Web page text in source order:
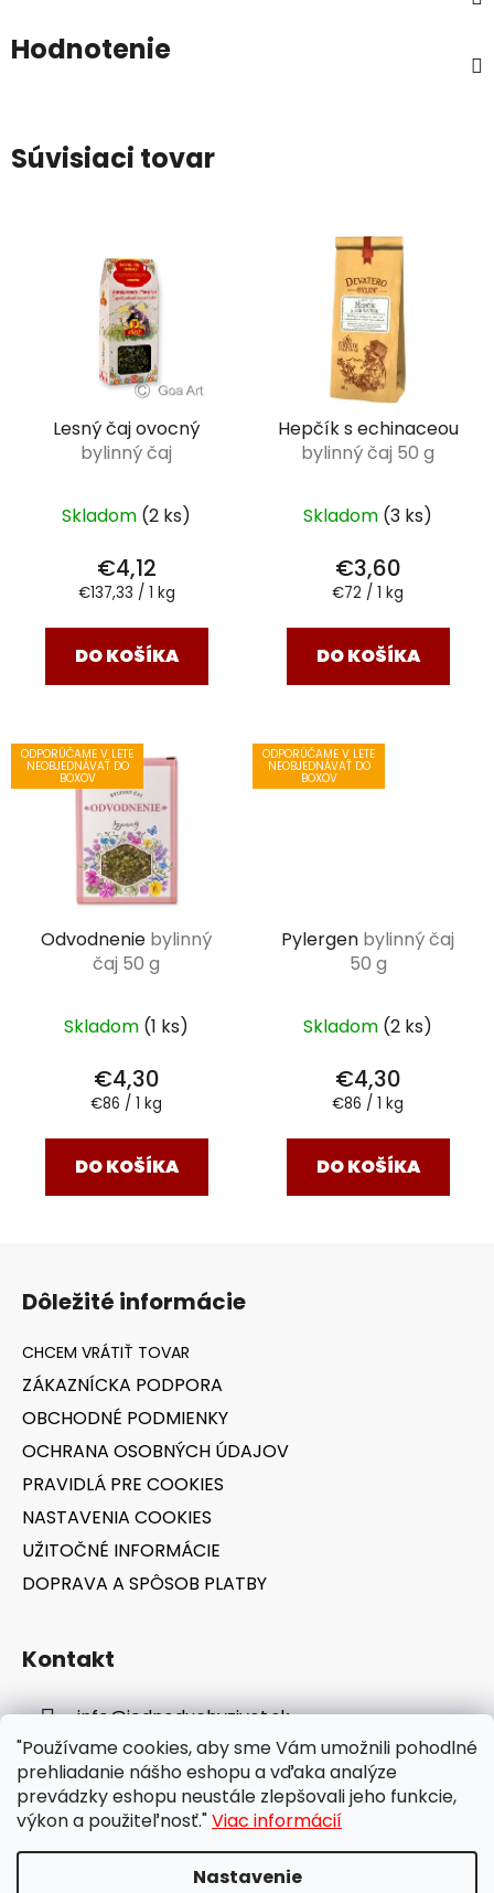
"Používame cookies, aby sme Vám umožnili pohodlné
prehliadanie nášho eshopu a vďaka analýze
prevádzky eshopu neustále zlepšovali jeho funkcie,
výkon a použiteľnosť."Viac informácií
Nastavenie
Hodnotenie
Súvisiaci tovar
Lesný čaj ovocný
bylinný čaj
Skladom (2 ks)
€4,12
Jednotková
€137,33 / 1 kg
DO KOŠÍKA
Hepčík s echinaceou
bylinný čaj 50 g
Skladom (3 ks)
€3,60
Jednotková
€72 / 1 kg
DO KOŠÍKA
ODPORÚČAME V LETE
NEOBJEDNÁVAŤ DO
BOXOV
Odvodnenie bylinný
čaj 50 g
Skladom (1 ks)
€4,30
Jednotková
€86 / 1 kg
DO KOŠÍKA
ODPORÚČAME V LETE
NEOBJEDNÁVAŤ DO
BOXOV
Pylergen bylinný čaj
50 g
Skladom (2 ks)
€4,30
Jednotková
€86 / 1 kg
DO KOŠÍKA
Dôležité informácie
ZÁKAZNÍCKA PODPORA
OBCHODNÉ PODMIENKY
OCHRANA OSOBNÝCH ÚDAJOV
PRAVIDLÁ PRE COOKIES
NASTAVENIA COOKIES
UŽITOČNÉ INFORMÁCIE
DOPRAVA A SPÔSOB PLATBY
Kontakt
info@jednoduchyzivot.sk
E-shop: 0948 647 767